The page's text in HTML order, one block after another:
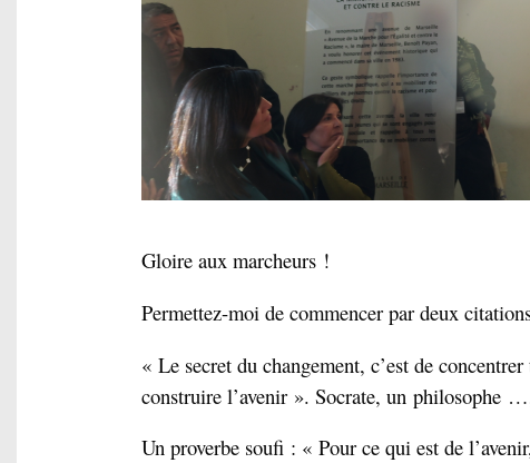
Gloire aux marcheurs !
Permettez-moi de commencer par deux
« Le secret du changement, c’est de
construire l’avenir ». Socrate, un philosophe
Un proverbe soufi : « Pour ce qui est de